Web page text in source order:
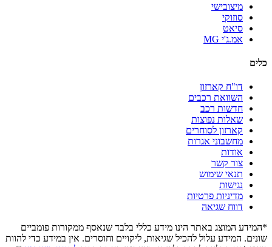
מיצובישי
סוזוקי
סיאט
אמ.ג'י MG
כלים
דו"ח קארזון
השוואת רכבים
חדשות רכב
שאלות נפוצות
קארזון לסוחרים
מחשבוני אגרות
אודות
צור קשר
תנאי שימוש
נגישות
מדיניות פרטיות
דווח שגיאה
*המידע המוצג באתר הינו מידע כללי בלבד שנאסף ממקורות פומביים
שונים. המידע עלול להכיל שגיאות, ליקויים וחוסרים. אין במידע כדי להוות